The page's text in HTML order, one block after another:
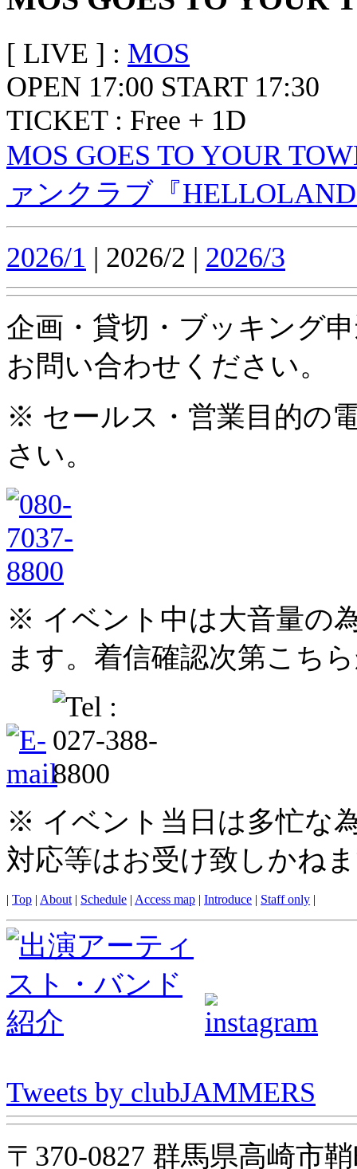
[ LIVE ] : MOS
OPEN 17:00 START 17:30
TICKET : Free + 1D
MOS GOES TO YOUR
ァンクラブ『
2026/1 | 2026/2 | 2026/3
企画・貸切・ブッキング
お問い合わせください。
※ セールス・営業目的の
さい。
※ イベント中は大音量の
ます。着信確認次第こち
※ イベント当日は多忙な
対応等はお受け致しかね
| Top | About | Schedule | Access map | Introduce | Staff only |
Tweets by clubJAMMERS
〒370-0827 群馬県高崎市